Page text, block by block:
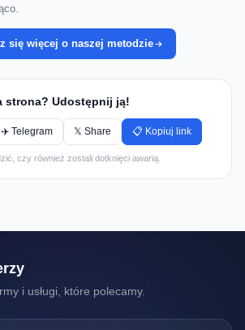
się więcej o naszej metodzie
strona? Udostępnij ją!
✈️ Telegram 𝕏 Share 📋 Kopiuj link
czy również zostali dotknięci awarią.
i usługi, które polecamy.